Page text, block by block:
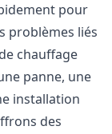
pour
problèmes liés
chauffage
panne, une
installation
des